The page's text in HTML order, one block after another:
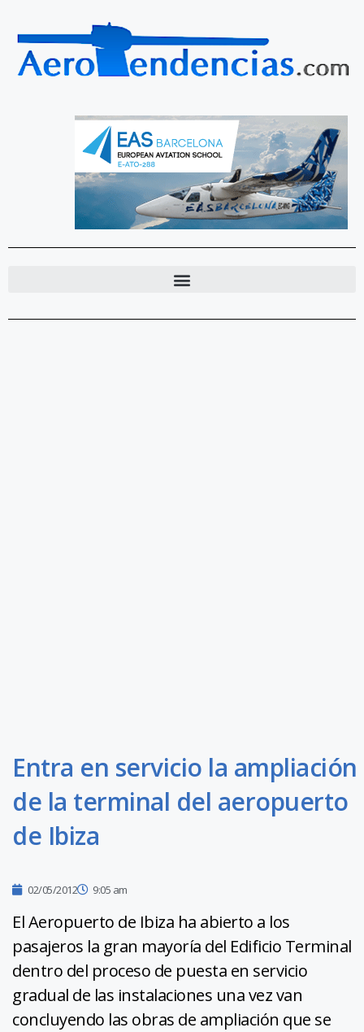
Entra en servicio la ampliación
de la terminal del aeropuerto
de Ibiza
02/05/2012 9:05 am
El Aeropuerto de Ibiza ha abierto a los
pasajeros la gran mayoría del Edificio Terminal
dentro del proceso de puesta en servicio
gradual de las instalaciones una vez van
concluyendo las obras de ampliación que se